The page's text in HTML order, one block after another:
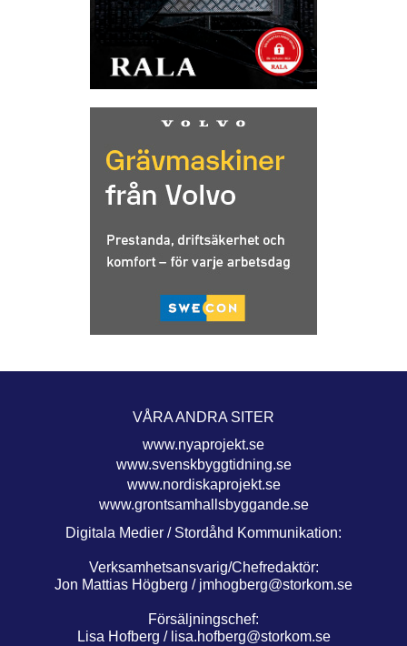
VÅRA ANDRA SITER
www.nyaprojekt.se
www.svenskbyggtidning.se
www.nordiskaprojekt.se
www.grontsamhallsbyggande.se
Digitala Medier / Stordåhd Kommunikation:
Verksamhetsansvarig/Chefredaktör:
Jon Mattias Högberg / jmhogberg@storkom.se
Försäljningschef:
Lisa Hofberg / lisa.hofberg@storkom.se